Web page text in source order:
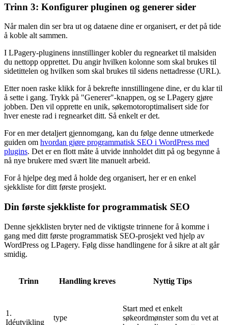
Trinn 3: Konfigurer pluginen og generer sider
Når malen din ser bra ut og dataene dine er organisert, er det på tide
å koble alt sammen.
I LPagery-pluginens innstillinger kobler du regnearket til malsiden
du nettopp opprettet. Du angir hvilken kolonne som skal brukes til
sidetittelen og hvilken som skal brukes til sidens nettadresse (URL).
Etter noen raske klikk for å bekrefte innstillingene dine, er du klar til
å sette i gang. Trykk på "Generer"-knappen, og se LPagery gjøre
jobben. Den vil opprette en unik, søkemotoroptimalisert side for
hver eneste rad i regnearket ditt. Så enkelt er det.
For en mer detaljert gjennomgang, kan du følge denne utmerkede
guiden om hvordan gjøre programmatisk SEO i WordPress med
plugins. Det er en flott måte å utvide innholdet ditt på og begynne å
nå nye brukere med svært lite manuelt arbeid.
For å hjelpe deg med å holde deg organisert, her er en enkel
sjekkliste for ditt første prosjekt.
Din første sjekkliste for programmatisk SEO
Denne sjekklisten bryter ned de viktigste trinnene for å komme i
gang med ditt første programmatisk SEO‑prosjekt ved hjelp av
WordPress og LPagery. Følg disse handlingene for å sikre at alt går
smidig.
Trinn Handling kreves Nyttig Tips
1.
Idéutvikling
type
Start med et enkelt
søkeordmønster som du vet at